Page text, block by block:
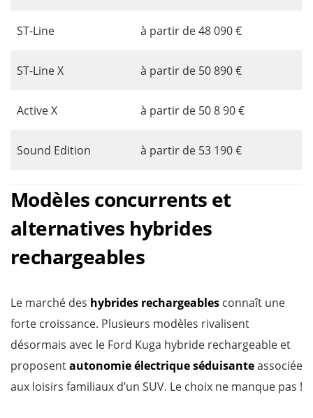
ST-Line à partir de 48 090 €
ST-Line X à partir de 50 890 €
Active X à partir de 50 8 90 €
Sound Edition à partir de 53 190 €
Modèles concurrents et
alternatives hybrides
rechargeables
Le marché des hybrides rechargeables connaît une
forte croissance. Plusieurs modèles rivalisent
désormais avec le Ford Kuga hybride rechargeable et
proposentautonomie électrique séduisanteassociée
aux loisirs familiaux d’un SUV. Le choix ne manque pas !